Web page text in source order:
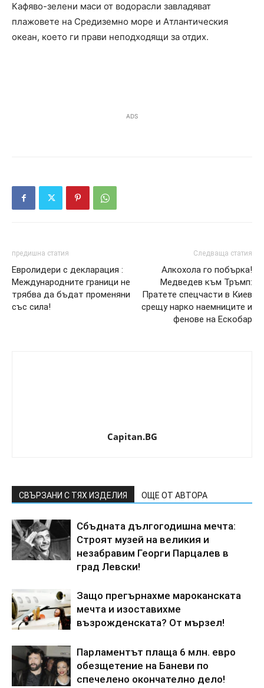
Кафяво-зелени маси от водорасли завладяват
плажовете на Средиземно море и Атлантическия
океан, което ги прави неподходящи за отдих.
ADS
предишна статия
Евролидери с декларация :
Международните граници не
трябва да бъдат променяни
със сила!
Следваща статия
Алкохола го побърка!
Медведев към Тръмп:
Пратете спецчасти в Киев
срещу нарко наемниците и
фенове на Ескобар
Capitan.BG
СВЪРЗАНИ С ТЯХ ИЗДЕЛИЯ ОЩЕ ОТ АВТОРА
Сбъдната дългогодишна мечта:
Строят музей на великия и
незабравим Георги Парцалев в
град Левски!
Защо прегърнахме мароканската
мечта и изоставихме
възрожденската? От мързел!
Парламентът плаща 6 млн. евро
обезщетение на Баневи по
спечелено окончателно дело!